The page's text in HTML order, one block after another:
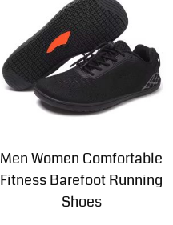
Men Women Comfortable
Fitness Barefoot Running
Shoes